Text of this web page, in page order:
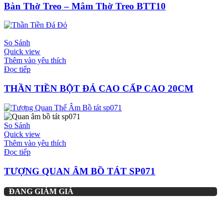
Bàn Thờ Treo – Mâm Thờ Treo BTT10
So Sánh
Quick view
Thêm vào yêu thích
Đọc tiếp
THẦN TIỀN BỘT ĐÁ CAO CẤP CAO 20CM
So Sánh
Quick view
Thêm vào yêu thích
Đọc tiếp
TƯỢNG QUAN ÂM BỒ TÁT SP071
ĐANG GIẢM GIÁ